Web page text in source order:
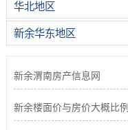
华北地区
新余华东地区
新余渭南房产信息网
新余楼面价与房价大概比例